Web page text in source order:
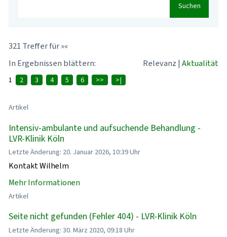
Suchen
321 Treffer für »«
In Ergebnissen blättern:
Relevanz | Aktualität
1 2 3 4 5 6 >> >|
Artikel
Intensiv-ambulante und aufsuchende Behandlung -
LVR-Klinik Köln
Letzte Änderung: 20. Januar 2026, 10:39 Uhr
Kontakt Wilhelm
Mehr Informationen
Artikel
Seite nicht gefunden (Fehler 404) - LVR-Klinik Köln
Letzte Änderung: 30. März 2020, 09:18 Uhr